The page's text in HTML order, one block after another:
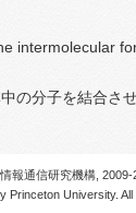
intermolecular
の分子を結合さ
報通信研究機構, 2009-
Princeton University. All